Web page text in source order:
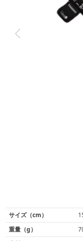
サイズ（cm）
重量（g）